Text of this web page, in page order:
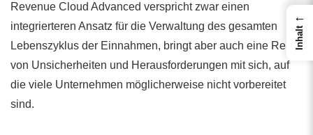
Revenue Cloud Advanced verspricht zwar einen
integrierteren Ansatz für die Verwaltung des gesamten
Lebenszyklus der Einnahmen, bringt aber auch eine Reihe
von Unsicherheiten und Herausforderungen mit sich, auf
die viele Unternehmen möglicherweise nicht vorbereitet
sind.
←
Inhalt